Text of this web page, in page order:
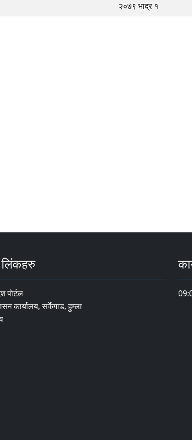
२०७९ भाद्र १
लिंकहरु
पाेर्टल
कार्यालय, सर्केगाड, हुम्ला